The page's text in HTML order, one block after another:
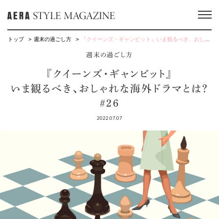
トップ 週末の過ごし方 『クイーンズ・ギャンビット』いま観るべき、おしゃれな海外ドラマとは？ #26
週末の過ごし方
『クイーンズ・ギャンビット』
いま観るべき、おしゃれな海外ドラマとは？
#26
2022.07.07